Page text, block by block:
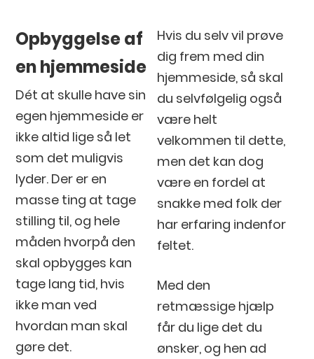
Opbyggelse af
en hjemmeside
Dét at skulle have sin
egen hjemmeside er
ikke altid lige så let
som det muligvis
lyder. Der er en
masse ting at tage
stilling til, og hele
måden hvorpå den
skal opbygges kan
tage lang tid, hvis
ikke man ved
hvordan man skal
gøre det.
Hvis du selv vil prøve
dig frem med din
hjemmeside, så skal
du selvfølgelig også
være helt
velkommen til dette,
men det kan dog
være en fordel at
snakke med folk der
har erfaring indenfor
feltet.
Med den
retmæssige hjælp
får du lige det du
ønsker, og hen ad